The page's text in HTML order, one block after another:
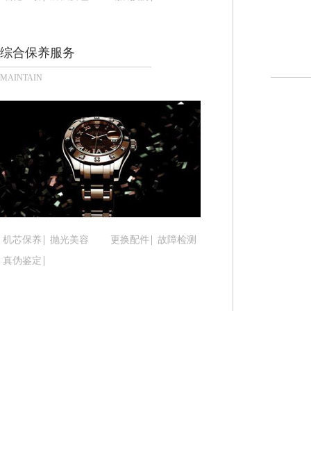
吉林省白山市浑江区浑江大街腕表时光售后服务中
吉林省辽源市龙山区人民大街腕表时光售后服务中
吉林省梅河口市新华街道梅河大街腕表时光售后服
吉林省四平市铁东区紫气大路与南九经街交汇处腕
吉林省松原市宁江区五环大街腕表时光售后服务中
吉林省通化市东昌区环通乡江南大街腕表时光售后
辽宁省本溪市平山区胜利路腕表时光售后服务中心
综合保养服务
MAINTAIN
机芯保养 抛光美容 更换配件
故障检测
真伪鉴定